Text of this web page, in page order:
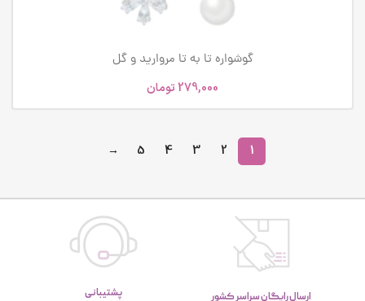
گوشواره تا به تا مروارید و گل
279,000تومان
1
2
3
4
5
→
ارسال رایگان سراسر کشور پشتیبانی